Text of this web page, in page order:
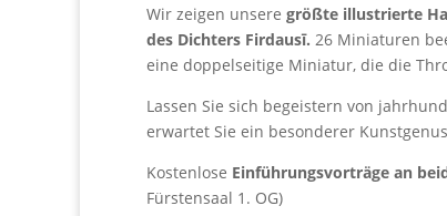
Wir zeigen unsere größte illustrierte
des Dichters Firdausī. 26 Miniaturen
eine doppelseitige Miniatur, die die
Lassen Sie sich begeistern von
erwartet Sie ein besonderer
Kostenlose Einführungsvorträge an
Fürstensaal 1. OG)